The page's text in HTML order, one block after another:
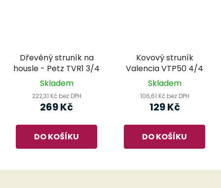
Dřevěný struník na
housle - Petz TVR1 3/4
Skladem
222,31 Kč bez DPH
269 Kč
DO KOŠÍKU
Kovový struník
Valencia VTP50 4/4
Skladem
106,61 Kč bez DPH
129 Kč
DO KOŠÍKU